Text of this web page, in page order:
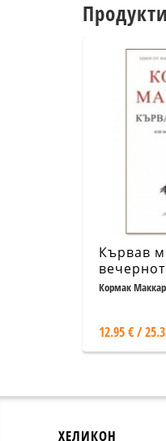
Кървав
Запада
Кормак
12.95 € /
ХЕЛИКОН